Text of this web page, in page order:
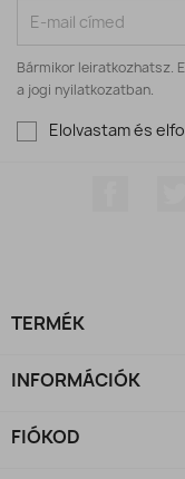
Bármikor leiratkozhatsz.
a jogi nyilatkozatban.
Elolvastam és
TERMÉK
INFORMÁCIÓK
FIÓKOD